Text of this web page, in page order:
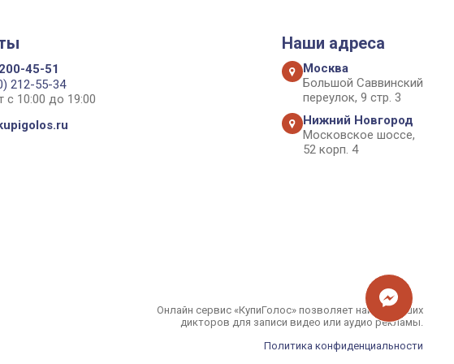
45-51
212-55-34
с 10:00 до 19:00
Наши адреса
Москва
Большой Саввинский
переулок, 9 стр. 3
Нижний Новгород
Московское шоссе,
52 корп. 4
Онлайн сервис «КупиГолос» позволяет найти лучших
дикторов для записи видео или аудио рекламы.
Политика конфиденциальности